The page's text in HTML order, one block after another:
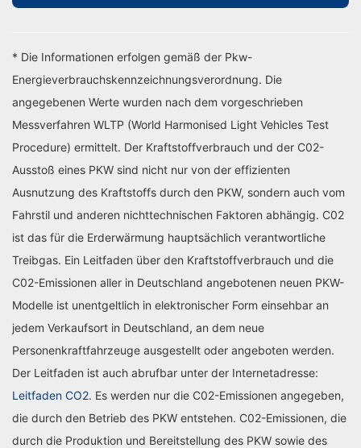
* Die Informationen erfolgen gemäß der Pkw-
Energieverbrauchskennzeichnungsverordnung. Die
angegebenen Werte wurden nach dem vorgeschrieben
Messverfahren WLTP (World Harmonised Light Vehicles Test
Procedure) ermittelt. Der Kraftstoffverbrauch und der C02-
Ausstoß eines PKW sind nicht nur von der effizienten
Ausnutzung des Kraftstoffs durch den PKW, sondern auch vom
Fahrstil und anderen nichttechnischen Faktoren abhängig. C02
ist das für die Erderwärmung hauptsächlich verantwortliche
Treibgas. Ein Leitfaden über den Kraftstoffverbrauch und die
C02-Emissionen aller in Deutschland angebotenen neuen PKW-
Modelle ist unentgeltlich in elektronischer Form einsehbar an
jedem Verkaufsort in Deutschland, an dem neue
Personenkraftfahrzeuge ausgestellt oder angeboten werden.
Der Leitfaden ist auch abrufbar unter der Internetadresse:
Leitfaden CO2. Es werden nur die C02-Emissionen angegeben,
die durch den Betrieb des PKW entstehen. C02-Emissionen, die
durch die Produktion und Bereitstellung des PKW sowie des